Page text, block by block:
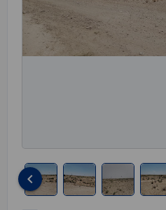
keyboard_arrow_left